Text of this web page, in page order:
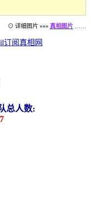
⊙ 详细图片 »»» 真相图片 ……
总人数: